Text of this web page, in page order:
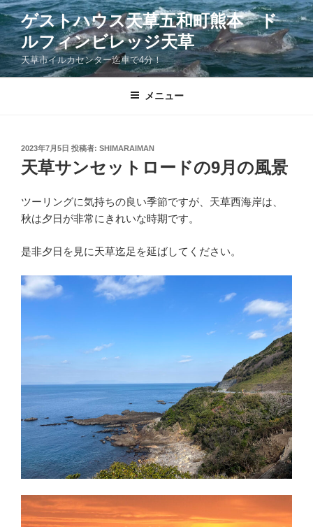
コ
ン
テ
ン
ツ
ゲストハウス天草五和町熊本 ド
ルフィンビレッジ天草
天草市イルカセンター迄車で4分！
メニュー
投
稿
日:
2023年7月5日 投稿者: SHIMARAIMAN
天草サンセットロードの9月の風景
ツーリングに気持ちの良い季節ですが、天草西海岸は、
秋は夕日が非常にきれいな時期です。
是非夕日を見に天草迄足を延ばしてください。